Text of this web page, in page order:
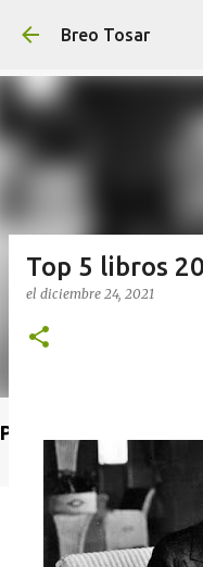
Breo Tosar
Poet's Abbey (Blog
Top 5 libros
el diciembre 24, 2021